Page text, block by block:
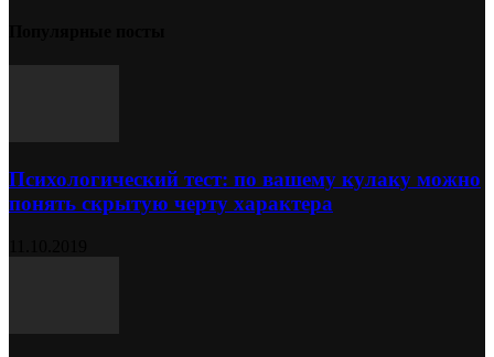
Психологический тест: по вашему кулаку можно
понять скрытую черту характера